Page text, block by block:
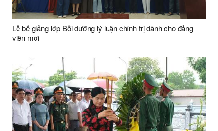
Lễ bế giảng lớp Bồi dưỡng lý luận chính trị dành cho đảng
viên mới